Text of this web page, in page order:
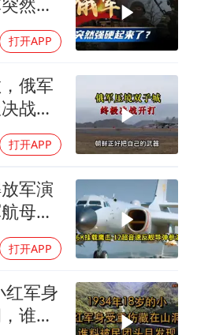
打开APP
俄军
战开
打开APP
军演
母从
打开APP
红军身
谁料